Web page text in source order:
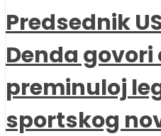
Predsednik
Denda
preminuloj
sportskog